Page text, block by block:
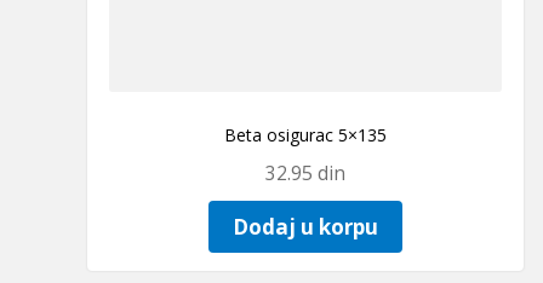
Beta osigurac 5×135
32.95 din
Dodaj u korpu